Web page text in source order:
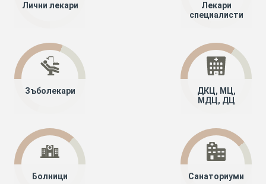
Лични лекари
Лекари
специалисти
Зъболекари
ДКЦ, МЦ,
МДЦ, ДЦ
Болници Санаториуми